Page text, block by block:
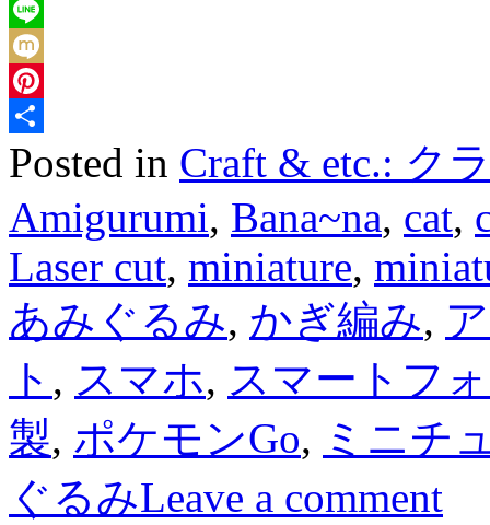
Reddit
Line
Mixi
Pinterest
Share
Posted in Craft & etc.: ク
Amigurumi, Bana~na, cat,
Laser cut, miniature,
あみぐるみ, かぎ編み,
ト , スマホ, スマートフ
製, ポケモンGo, ミニチ
ぐるみLeave a comment